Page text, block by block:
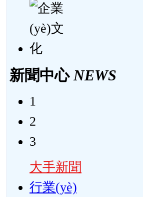
新聞中心 NEWS
1
2
3
大手新聞
行業(yè)